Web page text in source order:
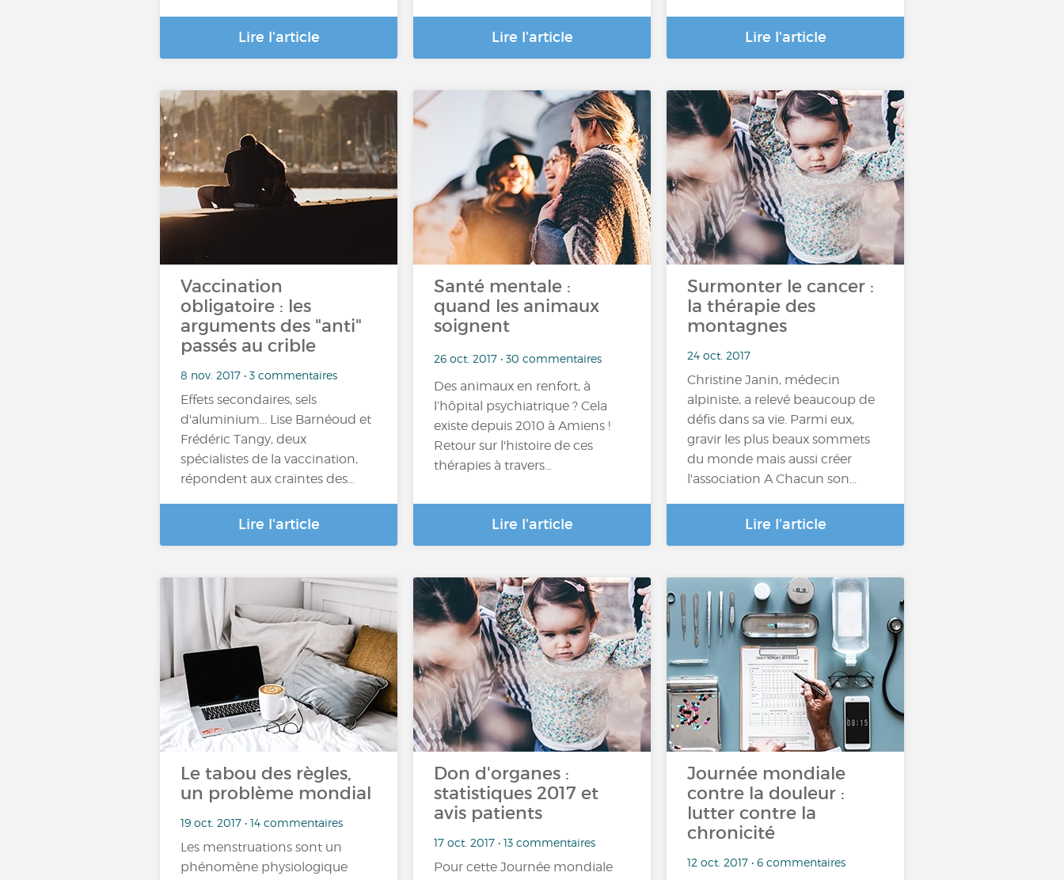
Lire l'article Lire l'article Lire l'article
Vaccination
obligatoire : les
arguments des "anti"
passés au crible
8 nov. 2017 • 3 commentaires
Effets secondaires, sels
d'aluminium... Lise Barnéoud et
Frédéric Tangy, deux
spécialistes de la vaccination,
répondent aux craintes des…
Lire l'article
Santé mentale :
quand les animaux
soignent
26 oct. 2017 • 30 commentaires
Des animaux en renfort, à
l’hôpital psychiatrique ? Cela
existe depuis 2010 à Amiens !
Retour sur l'histoire de ces
thérapies à travers...
Lire l'article
Surmonter le cancer :
la thérapie des
montagnes
24 oct. 2017
Christine Janin, médecin
alpiniste, a relevé beaucoup de
défis dans sa vie. Parmi eux,
gravir les plus beaux sommets
du monde mais aussi créer
l'association A Chacun son…
Lire l'article
Le tabou des règles,
un problème mondial
19 oct. 2017 • 14 commentaires
Les menstruations sont un
phénomène physiologique
Don d'organes :
statistiques 2017 et
avis patients
17 oct. 2017 • 13 commentaires
Pour cette Journée mondiale
Journée mondiale
contre la douleur :
lutter contre la
chronicité
12 oct. 2017 • 6 commentaires